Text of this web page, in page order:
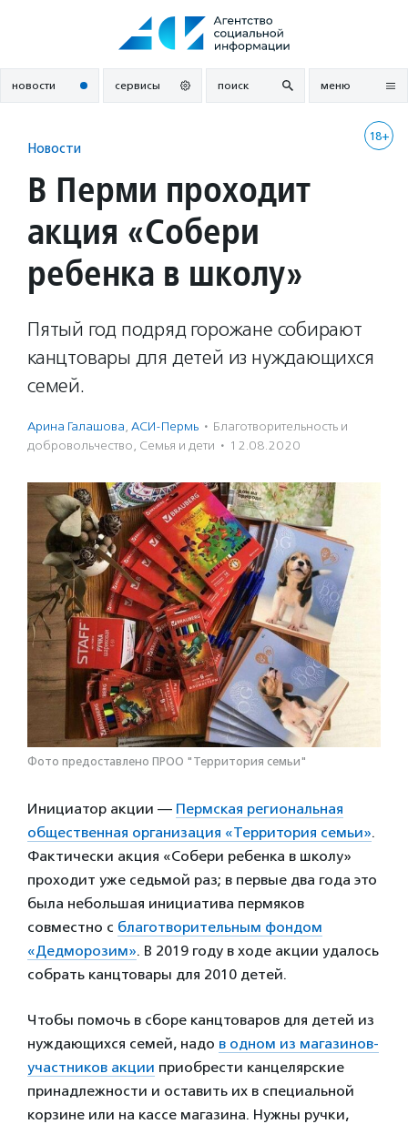
новости сервисы поиск меню
18+
Новости
В Перми проходит
акция «Собери
ребенка в школу»
Пятый год подряд горожане собирают
канцтовары для детей из нуждающихся
семей.
Арина Галашова, АСИ-Пермь · Благотвори­тель­ность и
доброволь­чест­во, Семья и дети · 12.08.2020
Фото предоставлено ПРОО "Территория семьи"
Инициатор акции — Пермская региональная
общественная организация «Территория семьи».
Фактически акция «Собери ребенка в школу»
проходит уже седьмой раз; в первые два года это
была небольшая инициатива пермяков
совместно с благотворительным фондом
«Дедморозим». В 2019 году в ходе акции удалось
собрать канцтовары для 2010 детей.
Чтобы помочь в сборе канцтоваров для детей из
нуждающихся семей, надо в одном из магазинов-
участников акции приобрести канцелярские
принадлежности и оставить их в специальной
корзине или на кассе магазина. Нужны ручки,